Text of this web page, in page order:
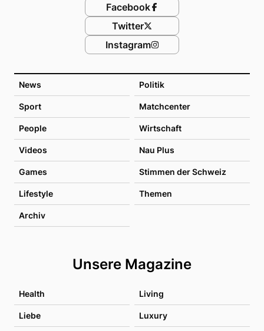
News Politik
Sport Matchcenter
People Wirtschaft
Videos Nau Plus
Games Stimmen der Schweiz
Lifestyle Themen
Archiv
Unsere Magazine
Health Living
Liebe Luxury
Facebook
Twitter
Instagram